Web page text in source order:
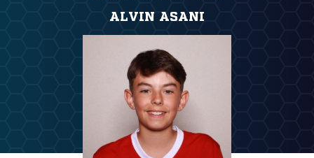
ALVIN ASANI